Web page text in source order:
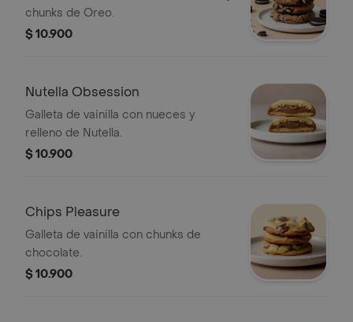
chunks de Oreo.
$ 10.900
Nutella Obsession
Galleta de vainilla con nueces y
relleno de Nutella.
$ 10.900
Chips Pleasure
Galleta de vainilla con chunks de
chocolate.
$ 10.900